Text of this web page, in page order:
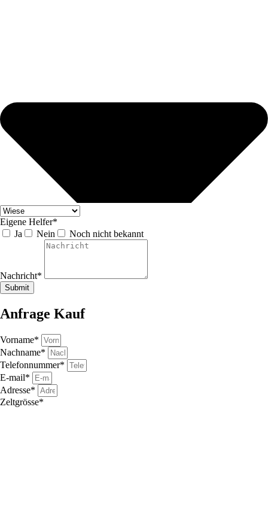
Eigene Helfer*
Ja
Nein Noch nicht bekannt
Nachricht*
Submit
Anfrage Kauf
Vorname*
Nachname*
Telefonnummer*
E-mail*
Adresse*
Zeltgrösse*